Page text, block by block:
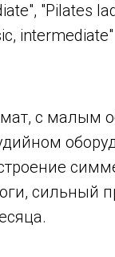
"Pilates
intermediate"
мат, с малым
сильный